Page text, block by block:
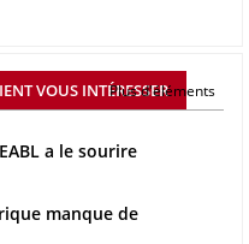
VOUS INTÉRESSER
Plus d'éléments
a le sourire
manque de